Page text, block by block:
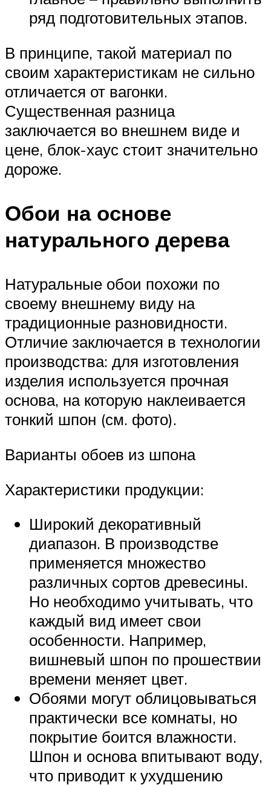
ряд подготовительных этапов.
В принципе, такой материал по
своим характеристикам не сильно
отличается от вагонки.
Существенная разница
заключается во внешнем виде и
цене, блок-хаус стоит значительно
дороже.
Обои на основе
натурального дерева
Натуральные обои похожи по
своему внешнему виду на
традиционные разновидности.
Отличие заключается в технологии
производства: для изготовления
изделия используется прочная
основа, на которую наклеивается
тонкий шпон (см. фото).
Варианты обоев из шпона
Характеристики продукции:
Широкий декоративный
диапазон. В производстве
применяется множество
различных сортов древесины.
Но необходимо учитывать, что
каждый вид имеет свои
особенности. Например,
вишневый шпон по прошествии
времени меняет цвет.
Обоями могут облицовываться
практически все комнаты, но
покрытие боится влажности.
Шпон и основа впитывают воду,
что приводит к ухудшению